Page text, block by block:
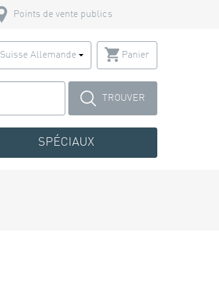
Points de vente publics
Suisse Allemande Panier
TROUVER
SPÉCIAUX